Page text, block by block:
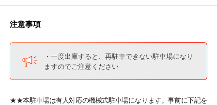
注意事項
・一度出庫すると、再駐車できない駐車場になり
ますのでご注意ください
★★本駐車場は有人対応の機械式駐車場になります。事前に下記を